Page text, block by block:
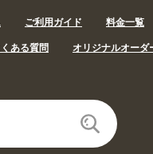
ご利用ガイド 料金一覧
ある質問 オリジナルオーダ